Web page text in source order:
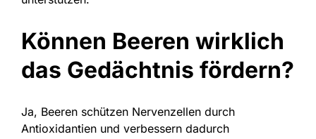
Können Beeren wirklich
das Gedächtnis fördern?
Ja, Beeren schützen Nervenzellen durch
Antioxidantien und verbessern dadurch